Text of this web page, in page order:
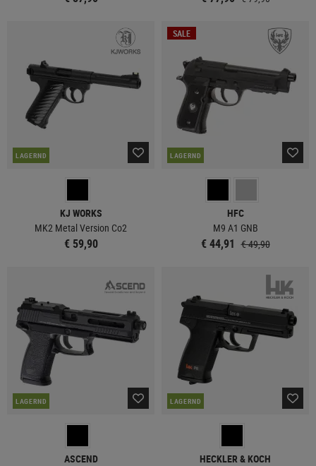
LAGERND
KJ WORKS
MK2 Metal Version Co2
€ 59,90
SALE
LAGERND
HFC
M9 A1 GNB
€ 44,91 € 49,90
LAGERND
ASCEND
LAGERND
HECKLER & KOCH